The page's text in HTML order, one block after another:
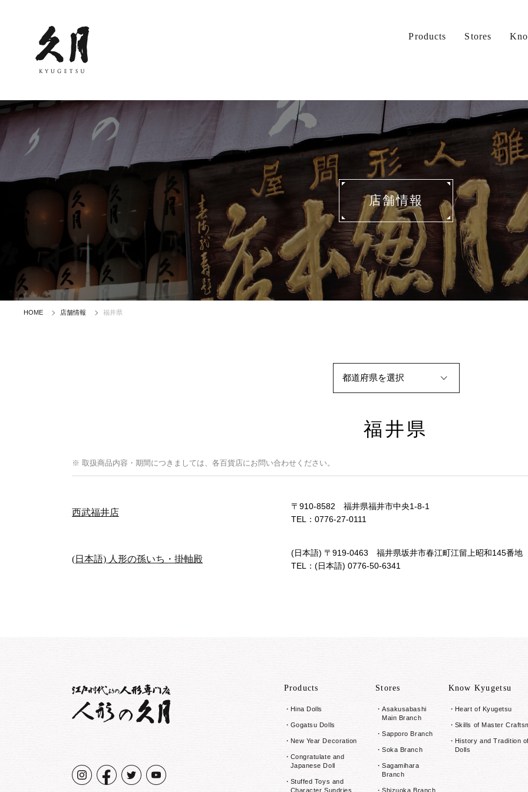
Products Stores
店舗情報
HOME 店舗情報 福井県
福井県
※ 取扱商品内容・期間につきましては、各百貨店にお問い合わせください。
西武福井店
〒910-8582 福井県福井市中央1-8-1
TEL：0776-27-0111
(日本語) 人形の孫いち・掛軸殿
(日本語) 〒919-0463 福井県坂井市春江町江留上昭和145番地
TEL：(日本語) 0776-50-6341
Products
Hina Dolls
Gogatsu Dolls
New Year Decoration
Congratulate and
Japanese Doll
Stuffed Toys and
Character Sundries
Stores
Asakusabashi
Main Branch
Sapporo Branch
Soka Branch
Sagamihara
Branch
Shizuoka Branch
Know Kyugetsu
Heart of Kyugetsu
Skills of Master
History and Tradition
Dolls